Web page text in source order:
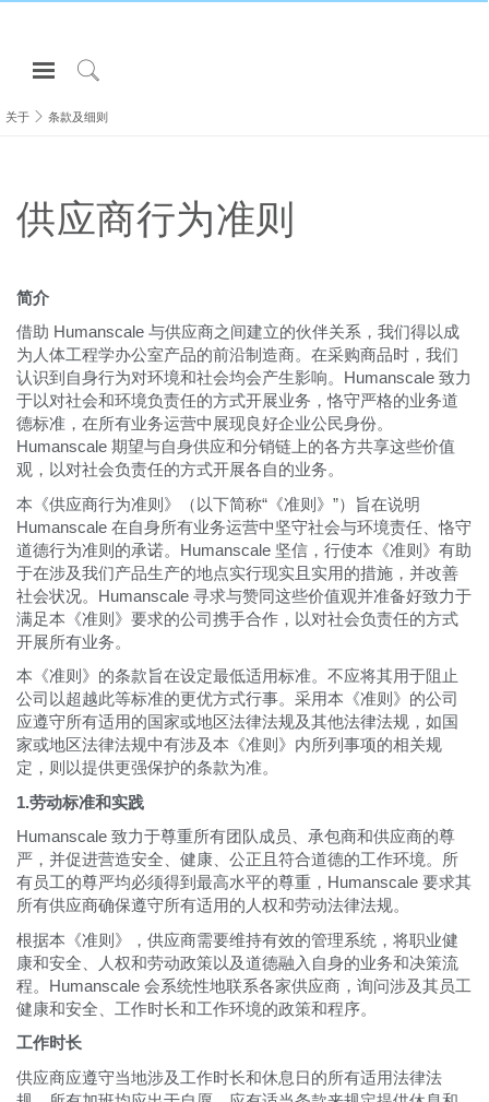
Open
Navigation
Menuto
Search
登录或注册
人体工程学
关于
联系我们
Partners
联系支持
寻找展示厅
更改地区
Opens
to
Facebook
Opens
to
Twitter
Opens
to
Linkedin
Opens
to
Instagram
Opens
to
Humanscale
Blog
Opens
to
Pinterest
Opens
to
YouTube
Opens
to
WeChat
Opens
to
Weibo
关于 条款及细则
供应商行为准则
简介
借助 Humanscale 与供应商之间建立的伙伴关系，我们得以成
为人体工程学办公室产品的前沿制造商。在采购商品时，我们
认识到自身行为对环境和社会均会产生影响。Humanscale 致力
于以对社会和环境负责任的方式开展业务，恪守严格的业务道
德标准，在所有业务运营中展现良好企业公民身份。
Humanscale 期望与自身供应和分销链上的各方共享这些价值
观，以对社会负责任的方式开展各自的业务。
本《供应商行为准则》（以下简称“《准则》”）旨在说明
Humanscale 在自身所有业务运营中坚守社会与环境责任、恪守
道德行为准则的承诺。Humanscale 坚信，行使本《准则》有助
于在涉及我们产品生产的地点实行现实且实用的措施，并改善
社会状况。Humanscale 寻求与赞同这些价值观并准备好致力于
满足本《准则》要求的公司携手合作，以对社会负责任的方式
开展所有业务。
本《准则》的条款旨在设定最低适用标准。不应将其用于阻止
公司以超越此等标准的更优方式行事。采用本《准则》的公司
应遵守所有适用的国家或地区法律法规及其他法律法规，如国
家或地区法律法规中有涉及本《准则》内所列事项的相关规
定，则以提供更强保护的条款为准。
1.劳动标准和实践
Humanscale 致力于尊重所有团队成员、承包商和供应商的尊
严，并促进营造安全、健康、公正且符合道德的工作环境。所
有员工的尊严均必须得到最高水平的尊重，Humanscale 要求其
所有供应商确保遵守所有适用的人权和劳动法律法规。
根据本《准则》，供应商需要维持有效的管理系统，将职业健
康和安全、人权和劳动政策以及道德融入自身的业务和决策流
程。Humanscale 会系统性地联系各家供应商，询问涉及其员工
健康和安全、工作时长和工作环境的政策和程序。
工作时长
供应商应遵守当地涉及工作时长和休息日的所有适用法律法